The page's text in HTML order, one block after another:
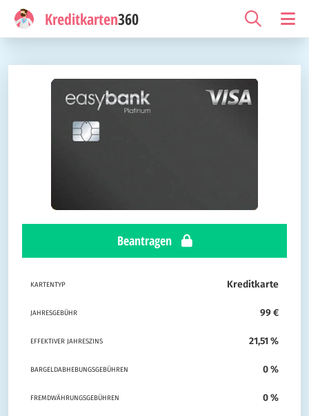
Kreditkarten360
Beantragen
KARTENTYP Kreditkarte
JAHRESGEBÜHR 99 €
EFFEKTIVER JAHRESZINS 21,51 %
BARGELDABHEBUNGSGEBÜHREN 0 %
FREMDWÄHRUNGSGEBÜHREN 0 %